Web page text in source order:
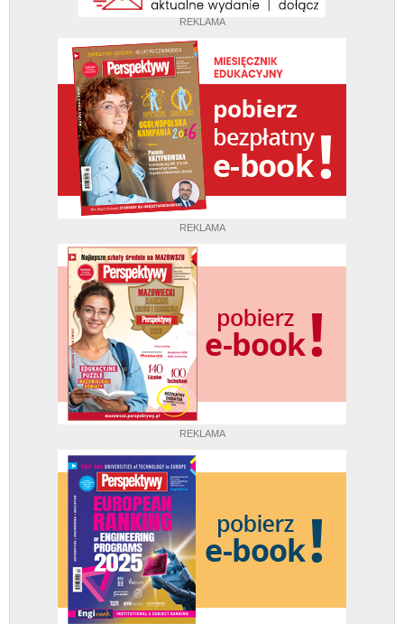
REKLAMA
REKLAMA
REKLAMA